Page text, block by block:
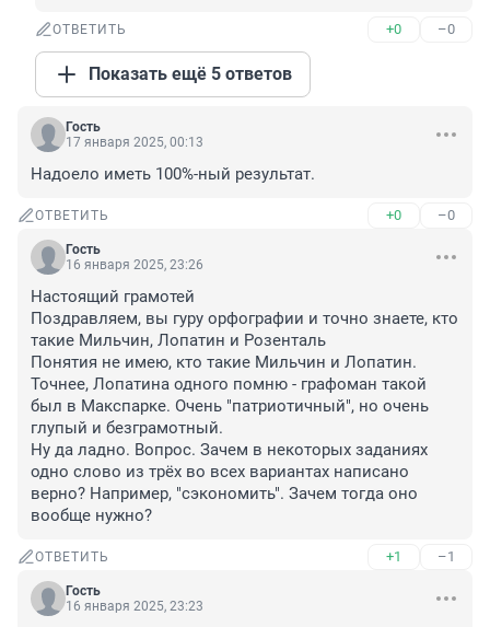
ОТВЕТИТЬ +0 –0
Показать ещё 5 ответов
Гость
17 января 2025, 00:13
Надоело иметь 100%-ный результат.
ОТВЕТИТЬ +0 –0
Гость
16 января 2025, 23:26
Настоящий грамотей
Поздравляем, вы гуру орфографии и точно знаете, кто
такие Мильчин, Лопатин и Розенталь
Понятия не имею, кто такие Мильчин и Лопатин.
Точнее, Лопатина одного помню - графоман такой
был в Макспарке. Очень "патриотичный", но очень
глупый и безграмотный.
Ну да ладно. Вопрос. Зачем в некоторых заданиях
одно слово из трёх во всех вариантах написано
верно? Например, "сэкономить". Зачем тогда оно
вообще нужно?
ОТВЕТИТЬ +1 –1
Гость
16 января 2025, 23:23